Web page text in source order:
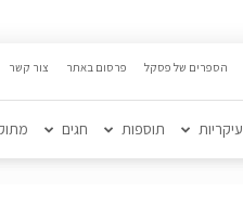
הספרים של פסקל פרסום באתר צור קשר
עיקריות תוספות חגים